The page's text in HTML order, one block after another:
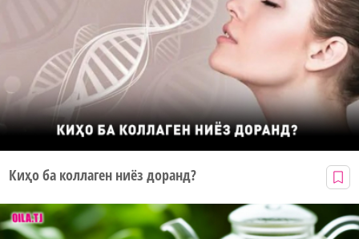
Киҳо ба коллаген ниёз доранд?